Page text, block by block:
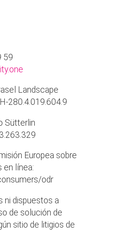
59
Landscape
280.4.019.604.9
Sütterlin
Europea sobre
en línea:
odr
ni dispuestos a
de solución de
sitio de litigios de